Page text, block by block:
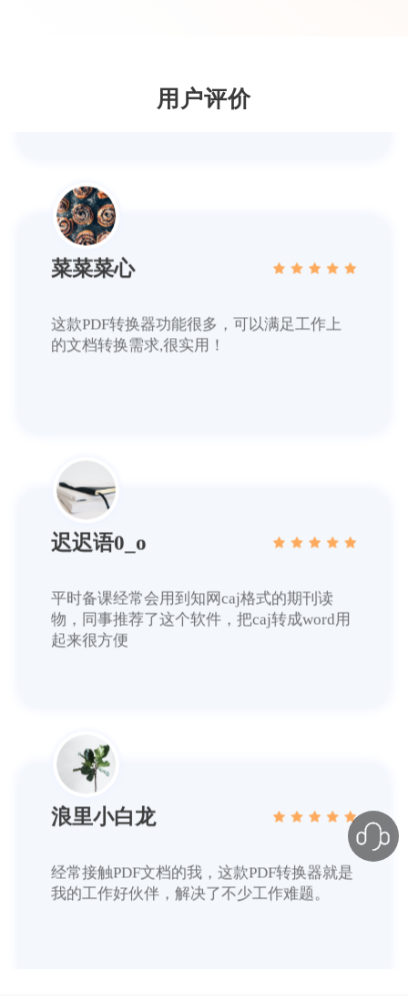
用户评价
菜菜菜心
这款PDF转换器功能很多，可以满足工作上
迟迟语0_o
平时备课经常会用到知网caj格式的期刊读
起来很方便
浪里小白龙
经常接触PDF文档的我，这款PDF转换器就是